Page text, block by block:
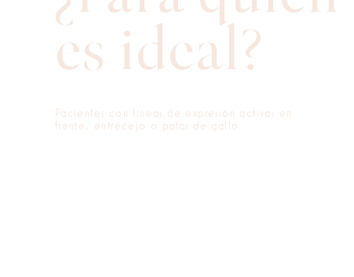
es ideal?
Pacientes con líneas de expresión activas en
frente, entrecejo o patas de gallo.